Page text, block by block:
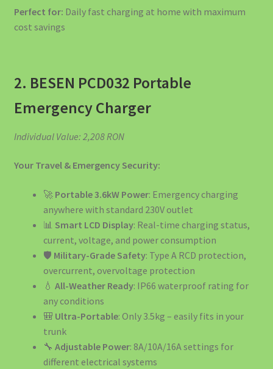
Perfect for: Daily fast charging at home with maximum
cost savings
2. BESEN PCD032 Portable
Emergency Charger
Individual Value: 2,208 RON
Your Travel & Emergency Security:
🚀 Portable 3.6kW Power: Emergency charging
anywhere with standard 230V outlet
📊 Smart LCD Display: Real-time charging status,
current, voltage, and power consumption
🛡️ Military-Grade Safety: Type A RCD protection,
overcurrent, overvoltage protection
💧 All-Weather Ready: IP66 waterproof rating for
any conditions
🎒 Ultra-Portable: Only 3.5kg – easily fits in your
trunk
🔧 Adjustable Power: 8A/10A/16A settings for
different electrical systems